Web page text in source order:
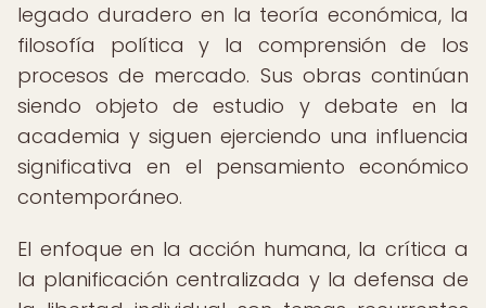
legado duradero en la teoría económica, la
filosofía política y la comprensión de los
procesos de mercado. Sus obras continúan
siendo objeto de estudio y debate en la
academia y siguen ejerciendo una influencia
significativa en el pensamiento económico
contemporáneo.
El enfoque en la acción humana, la crítica a
la planificación centralizada y la defensa de